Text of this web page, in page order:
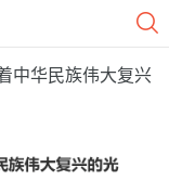
中华民族伟大复兴